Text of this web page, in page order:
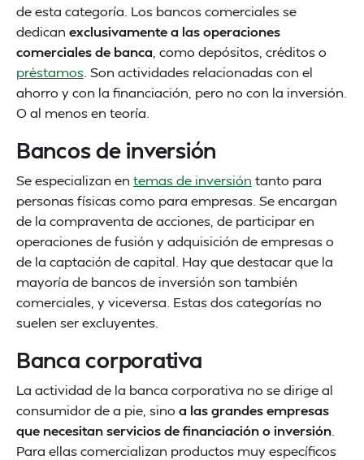
de esta categoría. Los bancos comerciales se
dedican exclusivamente a las operaciones
comerciales de banca , como depósitos, créditos o
préstamos . Son actividades relacionadas con el
ahorro y con la financiación, pero no con la inversión.
O al menos en teoría.
Bancos de inversión
Se especializan en temas de inversión tanto para
personas físicas como para empresas. Se encargan
de la compraventa de acciones, de participar en
operaciones de fusión y adquisición de empresas o
de la captación de capital. Hay que destacar que la
mayoría de bancos de inversión son también
comerciales, y viceversa. Estas dos categorías no
suelen ser excluyentes.
Banca corporativa
La actividad de la banca corporativa no se dirige al
consumidor de a pie, sino a las grandes empresas
que necesitan servicios de financiación o inversión
Para ellas comercializan productos muy específicos